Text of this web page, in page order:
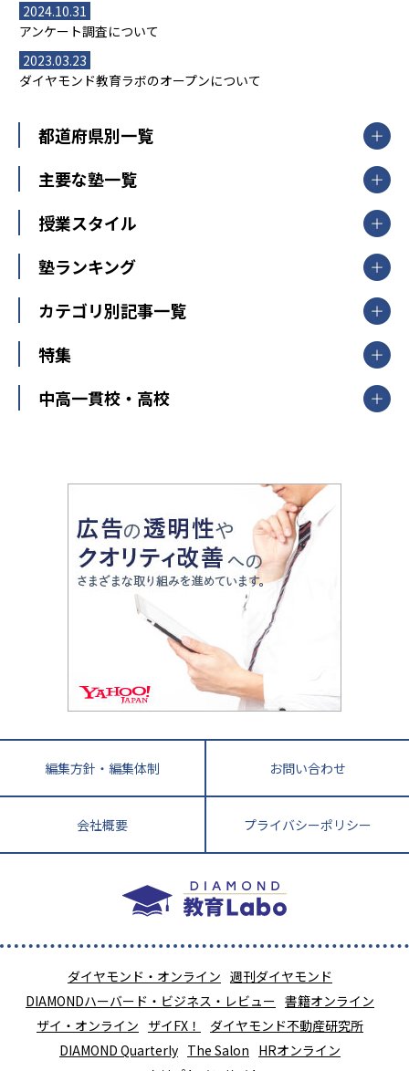
2024.10.31
アンケート調査について
2023.03.23
ダイヤモンド教育ラボのオープンについて
都道府県別一覧
北海道・東北
山形県
福島県
関東
東京都
神奈川県
茨城県
栃木県
群馬県
新潟県
中部
愛知県
静岡県
長野県
大阪府
兵庫県 京都府 奈良県
和歌山県
鳥取県
島根県 岡山県 広島県
香川県
高知県
長崎県 熊本県
鹿児島県 沖縄県
主要な塾一覧
【掲載塾一覧を見る】
東京個別指導学院
明光義塾
個別教室のトライ
武田塾
授業スタイル
個別指導
オンライン指導
塾ランキング
中学受験ランキング
カテゴリ別記事一覧
中学受験
大学受験
教育全般
中学受験に熱心な市区町村ランキング
小学校受験
家庭教師
特集
開成番長直伝！子どもの受験を成功させる方法
運動と遊びを考える
情報Ⅰ、数学が苦手な人注目！最短距離の学力
アップ法
悩み多き「大学受験」相談室
英語・英会話・英検対策
小学校教師が解説！中学受験のリアル
教育ジャーナリストが徹底解説！ 大学受験の羅
中高一貫校・高校
大学入試改革
ママテクエグザム
進化する中高一貫校・高校
編集方針・編集体制 お問い合わせ
会社概要 プライバシーポリシー
ダイヤモンド・オンライン 週刊ダイヤモンド
DIAMONDハーバード・ビジネス・レビュー 書籍オンライン
ザイ・オンライン ザイFX！
ダイヤモンド不動産研究所
DIAMOND Quarterly The Salon HRオンライン